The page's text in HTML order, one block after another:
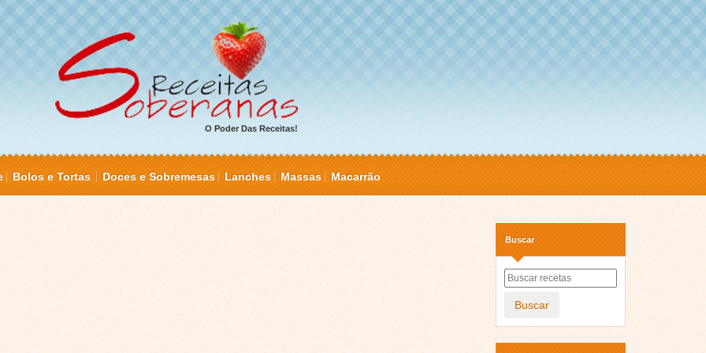
O Poder Das Receitas!
Bolos e Tortas Doces e Sobremesas Lanches Massas Macarrão
Buscar
Buscar